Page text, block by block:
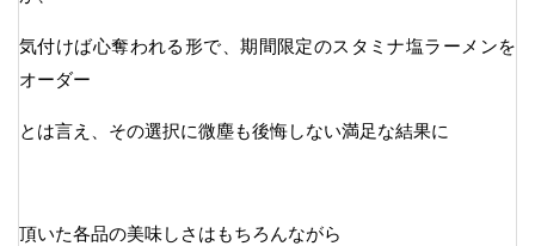
気付けば心奪われる形で、期間限定のスタミナ塩ラーメンを
オーダー
とは言え、その選択に微塵も後悔しない満足な結果に
頂いた各品の美味しさはもちろんながら